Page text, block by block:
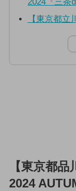
【東京都立
【東京都
2024